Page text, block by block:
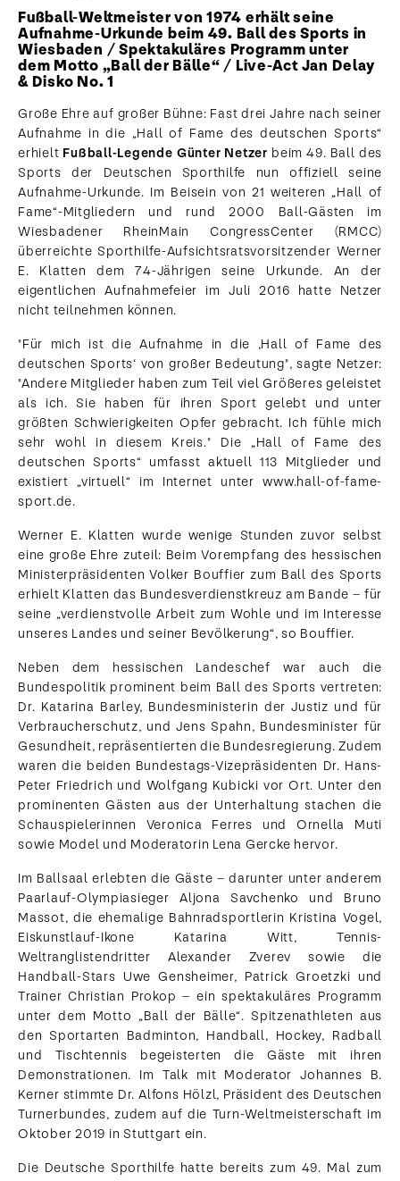
Fußball-Weltmeister von 1974 erhält seine
Aufnahme-Urkunde beim 49. Ball des Sports in
Wiesbaden / Spektakuläres Programm unter
dem Motto „Ball der Bälle“ / Live-Act Jan Delay
& Disko No. 1
Große Ehre auf großer Bühne: Fast drei Jahre nach seiner
Aufnahme in die „Hall of Fame des deutschen Sports“
erhielt Fußball-Legende Günter Netzer beim 49. Ball des
Sports der Deutschen Sporthilfe nun offiziell seine
Aufnahme-Urkunde. Im Beisein von 21 weiteren „Hall of
Fame“-Mitgliedern und rund 2000 Ball-Gästen im
Wiesbadener RheinMain CongressCenter (RMCC)
überreichte Sporthilfe-Aufsichtsratsvorsitzender Werner
E. Klatten dem 74-Jährigen seine Urkunde. An der
eigentlichen Aufnahmefeier im Juli 2016 hatte Netzer
nicht teilnehmen können.
"Für mich ist die Aufnahme in die ‚Hall of Fame des
deutschen Sports‘ von großer Bedeutung", sagte Netzer:
"Andere Mitglieder haben zum Teil viel Größeres geleistet
als ich. Sie haben für ihren Sport gelebt und unter
größten Schwierigkeiten Opfer gebracht. Ich fühle mich
sehr wohl in diesem Kreis." Die „Hall of Fame des
deutschen Sports“ umfasst aktuell 113 Mitglieder und
existiert „virtuell“ im Internet unter www.hall-of-fame-
sport.de.
Werner E. Klatten wurde wenige Stunden zuvor selbst
eine große Ehre zuteil: Beim Vorempfang des hessischen
Ministerpräsidenten Volker Bouffier zum Ball des Sports
erhielt Klatten das Bundesverdienstkreuz am Bande – für
seine „verdienstvolle Arbeit zum Wohle und im Interesse
unseres Landes und seiner Bevölkerung“, so Bouffier.
Neben dem hessischen Landeschef war auch die
Bundespolitik prominent beim Ball des Sports vertreten:
Dr. Katarina Barley, Bundesministerin der Justiz und für
Verbraucherschutz, und Jens Spahn, Bundesminister für
Gesundheit, repräsentierten die Bundesregierung. Zudem
waren die beiden Bundestags-Vizepräsidenten Dr. Hans-
Peter Friedrich und Wolfgang Kubicki vor Ort. Unter den
prominenten Gästen aus der Unterhaltung stachen die
Schauspielerinnen Veronica Ferres und Ornella Muti
sowie Model und Moderatorin Lena Gercke hervor.
Im Ballsaal erlebten die Gäste – darunter unter anderem
Paarlauf-Olympiasieger Aljona Savchenko und Bruno
Massot, die ehemalige Bahnradsportlerin Kristina Vogel,
Eiskunstlauf-Ikone Katarina Witt, Tennis-
Weltranglistendritter Alexander Zverev sowie die
Handball-Stars Uwe Gensheimer, Patrick Groetzki und
Trainer Christian Prokop – ein spektakuläres Programm
unter dem Motto „Ball der Bälle“. Spitzenathleten aus
den Sportarten Badminton, Handball, Hockey, Radball
und Tischtennis begeisterten die Gäste mit ihren
Demonstrationen. Im Talk mit Moderator Johannes B.
Kerner stimmte Dr. Alfons Hölzl, Präsident des Deutschen
Turnerbundes, zudem auf die Turn-Weltmeisterschaft im
Oktober 2019 in Stuttgart ein.
Die Deutsche Sporthilfe hatte bereits zum 49. Mal zum